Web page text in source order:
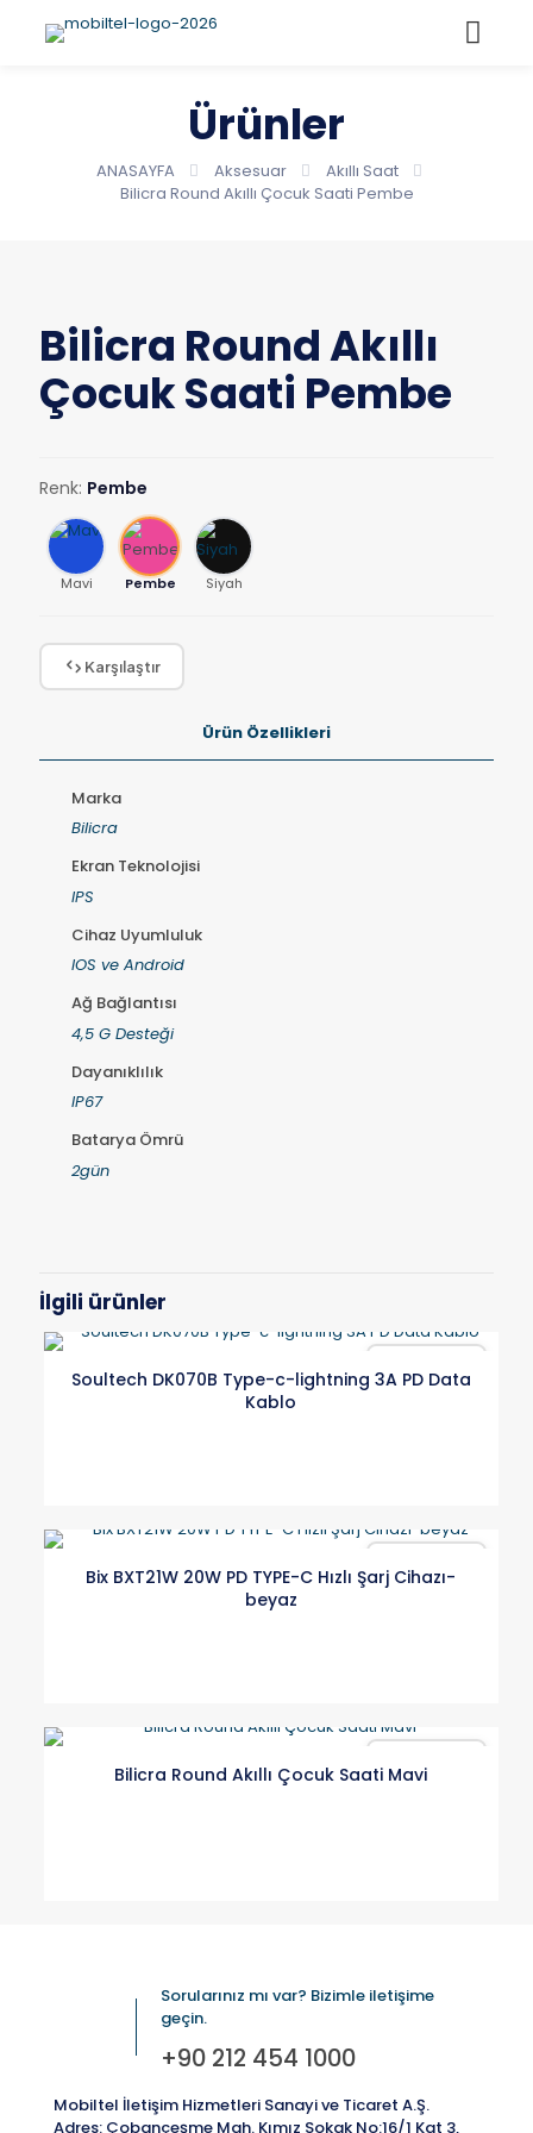
Ürünler
ANASAYFA Aksesuar
Akıllı Saat
Bilicra Round Akıllı Çocuk Saati Pembe
Bilicra Round Akıllı
Çocuk Saati Pembe
Renk: Pembe
Mavi Pembe Siyah
Karşılaştır
Ürün Özellikleri
Marka
Bilicra
Ekran Teknolojisi
IPS
Cihaz Uyumluluk
IOS ve Android
Ağ Bağlantısı
4,5 G Desteği
Dayanıklılık
IP67
Batarya Ömrü
2gün
İlgili ürünler
Soultech DK070B Type-c-lightning 3A PD Data
Kablo
Bix BXT21W 20W PD TYPE-C Hızlı Şarj Cihazı-
beyaz
Bilicra Round Akıllı Çocuk Saati Mavi
Sorularınız mı var? Bizimle iletişime
geçin.
+90 212 454 1000
Mobiltel İletişim Hizmetleri Sanayi ve Ticaret A.Ş.
Adres: Çobançeşme Mah. Kımız Sokak No:16/1 Kat 3,